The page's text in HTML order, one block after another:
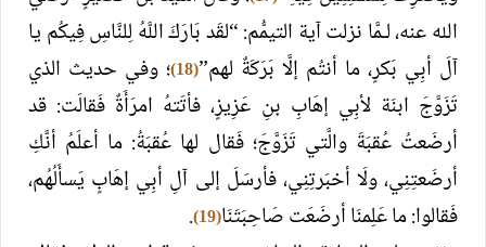
الله عنه، لـمَّا نزلت آية التيمُّم: “لقَد بَارَكَ اللَّهُ لِلنَّاسِ فِيكُم يا
آلَ أبِي بَكرٍ، ما أنتُم إلَّا بَرَكَةٌ لهم”(18)
؛ وفي حديث الذي
تَزَوَّجَ ابنَة لأبِي إهَابِ بنِ عَزِيزٍ، فأتَتهُ امرَأَةٌ فَقالَت: قد
أرضَعتُ عُقبَةَ والَّتي تَزَوَّجَ؛ فَقال لها عُقبَةُ: ما أعلَمُ أنَّكِ
أرضَعتِنِي، ولَا أخبَرتِنِي، فأرسَلَ إلى آلِ أبِي إهَابٍ يَسأَلُهُم،
فَقالوا: ما عَلِمنَا أرضَعَت صَاحِبَتَنَا(19)
.